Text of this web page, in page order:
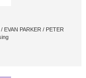
EVAN PARKER / PETER